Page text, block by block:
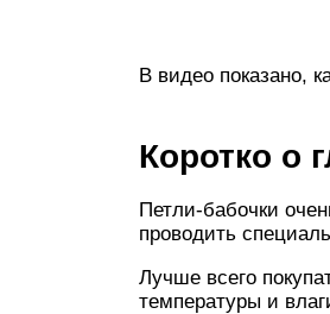
В видео показано,
Коротко о
Петли-бабочки
проводить
Лучше всего
температуры и